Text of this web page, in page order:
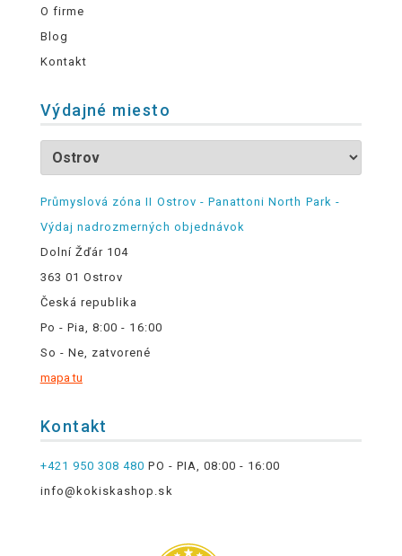
O firme
Blog
Kontakt
Výdajné miesto
Průmyslová zóna II Ostrov - Panattoni North Park -
Výdaj nadrozmerných objednávok
Dolní Žďár 104
363 01 Ostrov
Česká republika
Po - Pia, 8:00 - 16:00
So - Ne, zatvorené
mapa tu
Kontakt
+421 950 308 480 PO - PIA, 08:00 - 16:00
info@kokiskashop.sk